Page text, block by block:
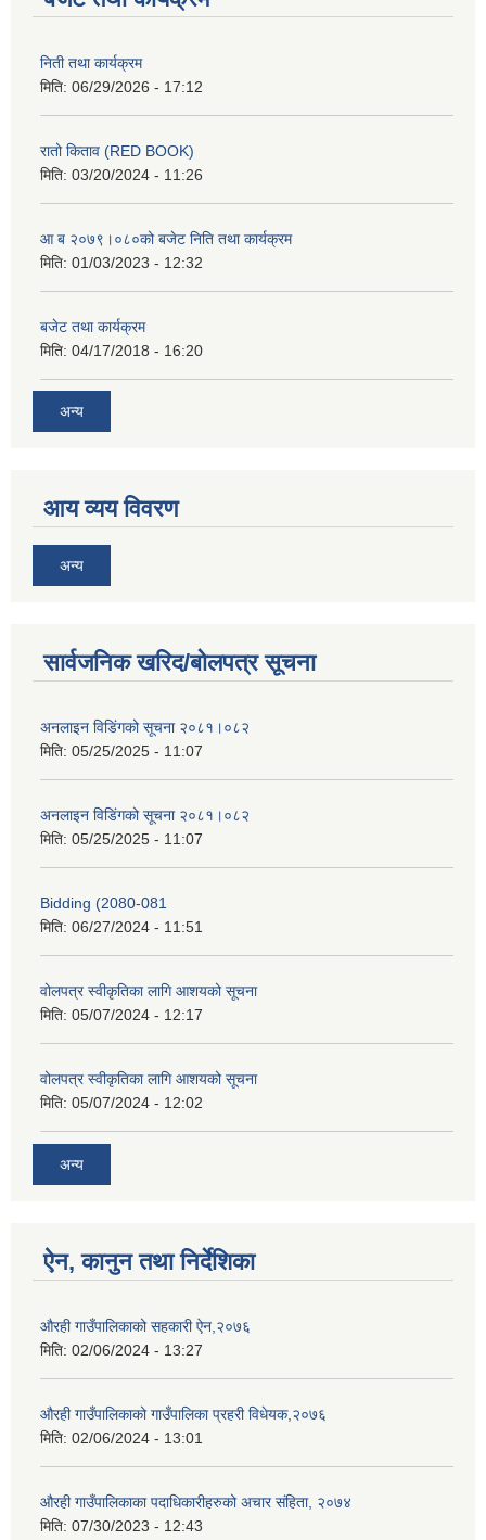
निती तथा कार्यक्रम
मिति: 06/29/2026 - 17:12
रातो किताव (RED BOOK)
मिति: 03/20/2024 - 11:26
आ ब २०७९।०८०को बजेट निति तथा कार्यक्रम
मिति: 01/03/2023 - 12:32
बजेट तथा कार्यक्रम
मिति: 04/17/2018 - 16:20
अन्य
आय व्यय विवरण
अन्य
सार्वजनिक खरिद/बोलपत्र सूचना
अनलाइन विडि‌ं‍गको सूचना २०८१।०८२
मिति: 05/25/2025 - 11:07
अनलाइन विडि‌ं‍गको सूचना २०८१।०८२
मिति: 05/25/2025 - 11:07
Bidding (2080-081
मिति: 06/27/2024 - 11:51
वोलपत्र स्वीकृतिका लागि आशयको सूचना
मिति: 05/07/2024 - 12:17
वोलपत्र स्वीकृतिका लागि आशयको सूचना
मिति: 05/07/2024 - 12:02
अन्य
ऐन, कानुन तथा निर्देशिका
औरही गाउँपालिकाको सहकारी ऐन,२०७६
मिति: 02/06/2024 - 13:27
औरही गाउँपालिकाको गाउँपालिका प्रहरी विधेयक,२०७६
मिति: 02/06/2024 - 13:01
औरही गाउँपालिकाका पदाधिकारीहरुको अचार संहिता, २०७४
मिति: 07/30/2023 - 12:43